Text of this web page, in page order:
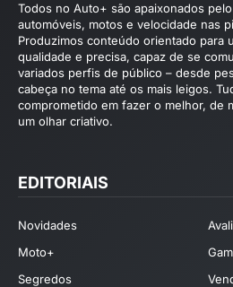
Todos no Auto+ são apaixonados
automóveis, motos e velocidade nas
Produzimos conteúdo orientado para
qualidade e precisa, capaz de se
variados perfis de público – desde
cabeça no tema até os mais leigos.
comprometido em fazer o melhor, de
um olhar criativo.
EDITORIAIS
Novidades
Moto+
Segredos